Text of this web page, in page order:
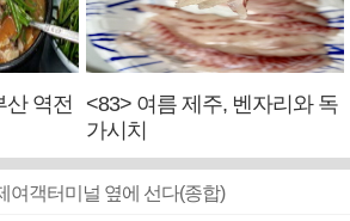
산 역전
<83> 여름 제주, 벤자리와 독
가시치
여객터미널 옆에 선다(종합)